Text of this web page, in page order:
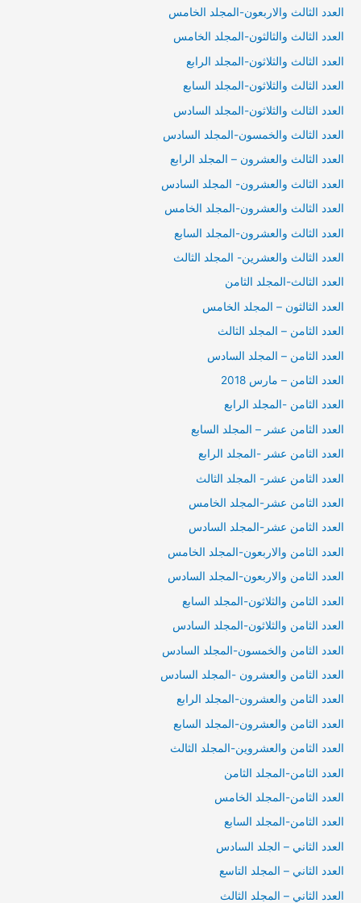
العدد الثالث والاربعون-المجلد الخامس
العدد الثالث والثالثون-المجلد الخامس
العدد الثالث والثلاثون-المجلد الرابع
العدد الثالث والثلاثون-المجلد السابع
العدد الثالث والثلاثون-المجلد السادس
العدد الثالث والخمسون-المجلد السادس
العدد الثالث والعشرون – المجلد الرابع
العدد الثالث والعشرون- المجلد السادس
العدد الثالث والعشرون-المجلد الخامس
العدد الثالث والعشرون-المجلد السابع
العدد الثالث والعشرين- المجلد الثالث
العدد الثالث-المجلد الثامن
العدد الثالثون – المجلد الخامس
العدد الثامن – المجلد الثالث
العدد الثامن – المجلد السادس
العدد الثامن – مارس 2018
العدد الثامن -المجلد الرابع
العدد الثامن عشر – المجلد السابع
العدد الثامن عشر -المجلد الرابع
العدد الثامن عشر- المجلد الثالث
العدد الثامن عشر-المجلد الخامس
العدد الثامن عشر-المجلد السادس
العدد الثامن والاربعون-المجلد الخامس
العدد الثامن والاربعون-المجلد السادس
العدد الثامن والثلاثون-المجلد السابع
العدد الثامن والثلاثون-المجلد السادس
العدد الثامن والخمسون-المجلد السادس
العدد الثامن والعشرون -المجلد السادس
العدد الثامن والعشرون-المجلد الرابع
العدد الثامن والعشرون-المجلد السابع
العدد الثامن والعشروين-المجلد الثالث
العدد الثامن-المجلد الثامن
العدد الثامن-المجلد الخامس
العدد الثامن-المجلد السابع
العدد الثاني – الجلد السادس
العدد الثاني – المجلد التاسع
العدد الثاني – المجلد الثالث